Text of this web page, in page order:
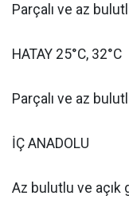
Parçalı ve az
HATAY 25°C, 32°C
Parçalı ve az
İÇ ANADOLU
Az bulutlu ve açık